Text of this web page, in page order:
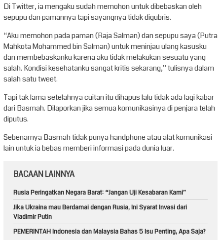
Di Twitter, ia mengaku sudah memohon untuk dibebaskan oleh
sepupu dan pamannya tapi sayangnya tidak digubris.
“Aku memohon pada paman (Raja Salman) dan sepupu saya (Putra
Mahkota Mohammed bin Salman) untuk meninjau ulang kasusku
dan membebaskanku karena aku tidak melakukan sesuatu yang
salah. Kondisi kesehatanku sangat kritis sekarang,” tulisnya dalam
salah satu tweet.
Tapi tak lama setelahnya cuitan itu dihapus lalu tidak ada lagi kabar
dari Basmah. Dilaporkan jika semua komunikasinya di penjara telah
diputus.
Sebenarnya Basmah tidak punya handphone atau alat komunikasi
lain untuk ia bebas memberi informasi pada dunia luar.
BACAAN LAINNYA
Rusia Peringatkan Negara Barat: “Jangan Uji Kesabaran Kami”
Jika Ukraina mau Berdamai dengan Rusia, Ini Syarat Invasi dari
Vladimir Putin
PEMERINTAH Indonesia dan Malaysia Bahas 5 Isu Penting, Apa Saja?